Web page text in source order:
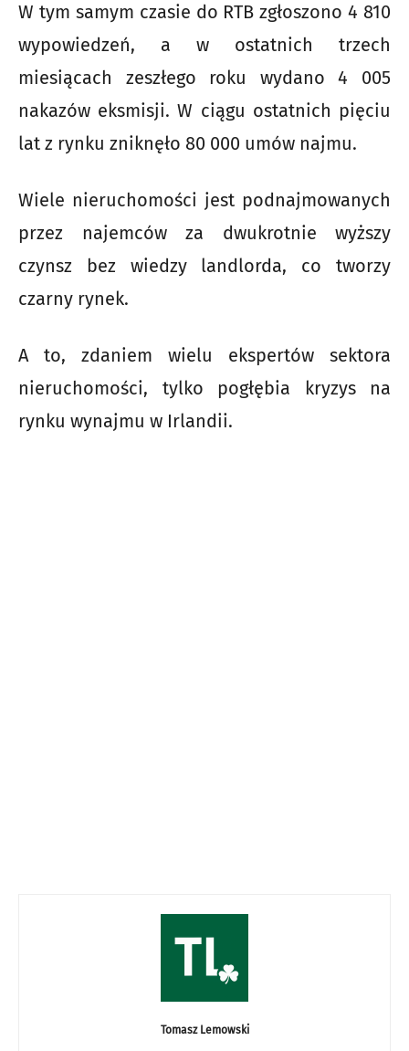
W tym samym czasie do RTB zgłoszono 4 810
wypowiedzeń, a w ostatnich trzech
miesiącach zeszłego roku wydano 4 005
nakazów eksmisji. W ciągu ostatnich pięciu
lat z rynku zniknęło 80 000 umów najmu.
Wiele nieruchomości jest podnajmowanych
przez najemców za dwukrotnie wyższy
czynsz bez wiedzy landlorda, co tworzy
czarny rynek.
A to, zdaniem wielu ekspertów sektora
nieruchomości, tylko pogłębia kryzys na
rynku wynajmu w Irlandii.
Tomasz Lemowski